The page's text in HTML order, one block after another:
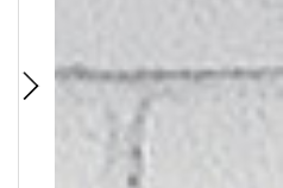
Соединитель цепи C-LC 8
(10/2шт)